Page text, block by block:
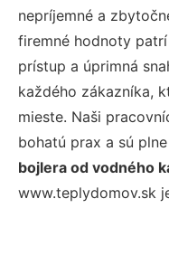
nepríjemné a
firemné hodnoty
prístup a úprimná
každého zákazníka,
mieste. Naši
bohatú prax a sú
bojlera od vodného
www.teplydomov.sk